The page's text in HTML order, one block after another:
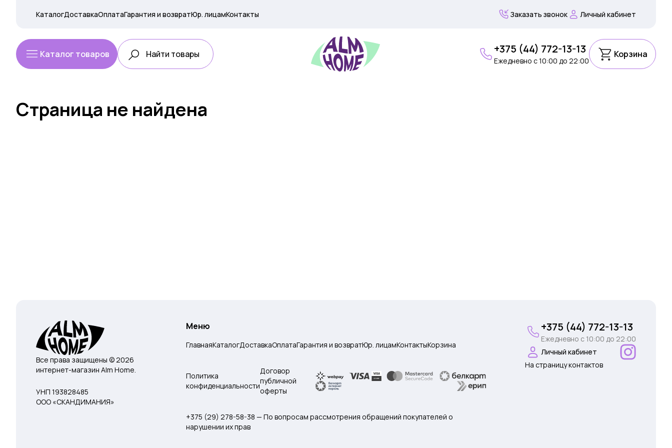
КаталогДоставкаОплатаГарантия и возвратЮр. лицамКонтакты Заказать звонок Личный кабинет
Каталог товаров +375 (44) 772-13-13
Ежедневно c 10:00 до 22:00
Корзина
Страница не найдена
Все права защищены © 2026
интернет-магазин Alm Home.
УНП 193828485
ООО «СКАНДИМАНИЯ»
Меню
ГлавнаяКаталогДоставкаОплатаГарантия и возвратЮр. лицамКонтактыКорзина
Политика
конфиденциальности
Договор
публичной
оферты
+375 (29) 278-58-38 — По вопросам рассмотрения обращений покупателей о
нарушении их прав
+375 (44) 772-13-13
Ежедневно c 10:00 до 22:00
Личный кабинет
На страницу контактов